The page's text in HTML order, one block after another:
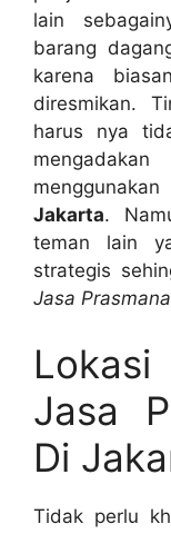
lain
barang
karena
diresmikan.
harus nya
menggunakan
Jakarta.
teman lain
strategis
Jasa
Jasa
Di
Tidak perlu